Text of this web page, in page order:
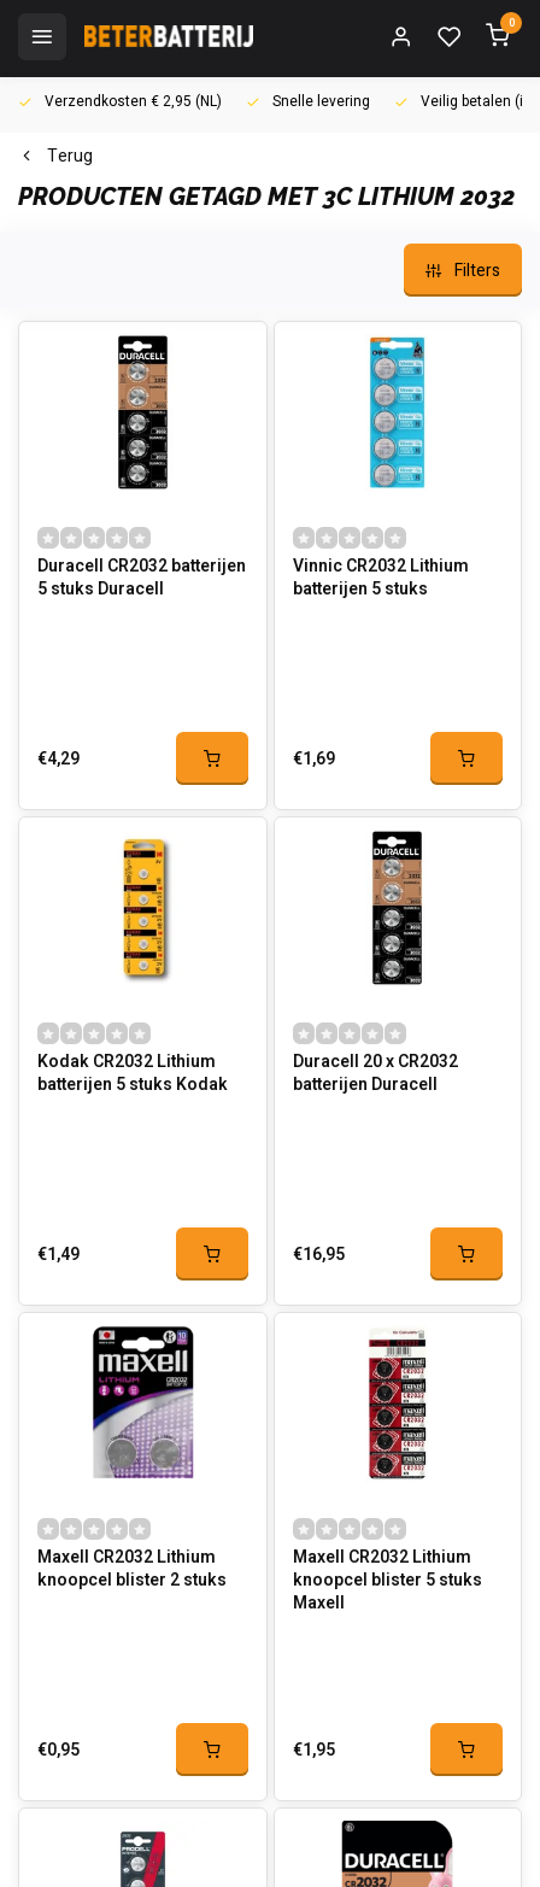
0
Verzendkosten € 2,95 (NL) Snelle levering Veilig betalen
Terug
PRODUCTEN GETAGD MET 3C LITHIUM 2032
Filters
Duracell CR2032 batterijen
5 stuks Duracell
€4,29
Vinnic CR2032 Lithium
batterijen 5 stuks
€1,69
Kodak CR2032 Lithium
batterijen 5 stuks Kodak
€1,49
Duracell 20 x CR2032
batterijen Duracell
€16,95
Maxell CR2032 Lithium
knoopcel blister 2 stuks
€0,95
Maxell CR2032 Lithium
knoopcel blister 5 stuks
Maxell
€1,95